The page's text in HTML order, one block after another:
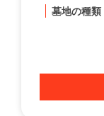
墓地の種類